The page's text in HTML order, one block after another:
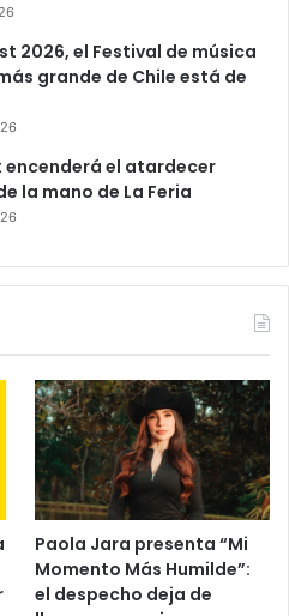
2026, el Festival de música
grande de Chile está de
encenderá el atardecer
la mano de La Feria
Paola Jara presenta “Mi
Momento Más Humilde”:
el despecho deja de